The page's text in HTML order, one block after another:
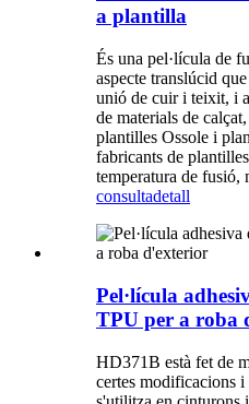
a plantilla
És una pel·lícula de
aspecte translúcid
unió de cuir i teixit, i
de materials de
plantilles Ossole i
fabricants de
temperatura de fusió,
consultadetall
Pel·lícula
TPU per a roba
HD371B està fet de
certes modificacions